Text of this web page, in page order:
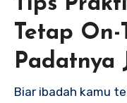
Tetap On-
Padatnya
Biar ibadah kamu